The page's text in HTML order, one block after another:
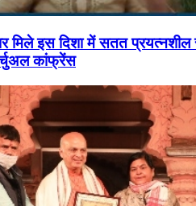
मिले इस दिशा में सतत प्रयत्नशील
कांफ्रेंस